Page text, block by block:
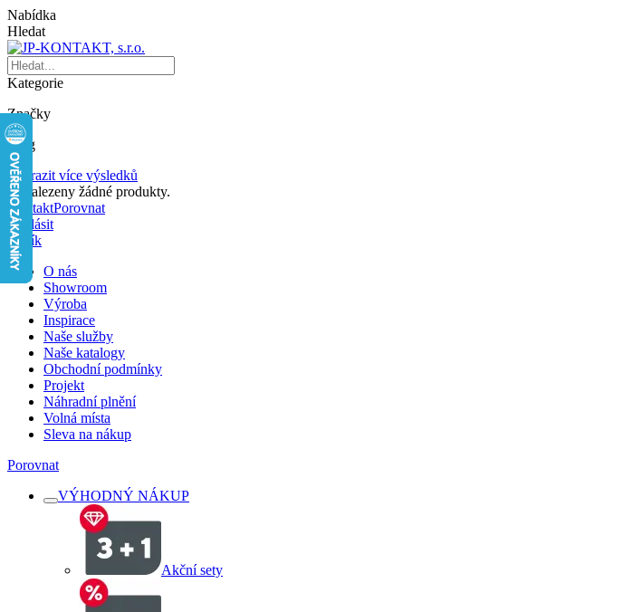
Nabídka
Hledat
Kategorie
Značky
Blog
Zobrazit více výsledků
Nenalezeny žádné produkty.
KontaktPorovnat
Přihlásit
Košík
O nás
Showroom
Výroba
Inspirace
Naše služby
Naše katalogy
Obchodní podmínky
Projekt
Náhradní plnění
Volná místa
Sleva na nákup
Porovnat
VÝHODNÝ NÁKUP
Akční sety